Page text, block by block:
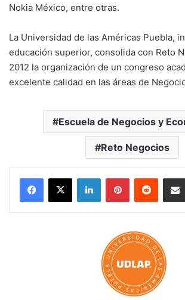
Nokia México, entre otras.
La Universidad de las Américas Puebla,
educación superior, consolida con Reto
2012 la organización de un congreso
excelente calidad en las áreas de
Escuela de Negocios y
Reto Negocios
LinkedInPinterestReddit